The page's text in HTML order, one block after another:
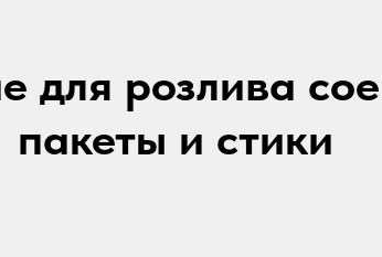
для розлива
пакеты и стики